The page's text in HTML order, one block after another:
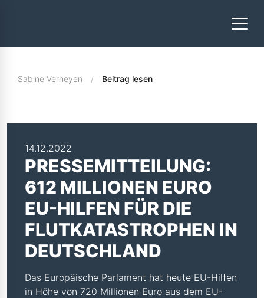
Sabine Verheyen Beitrag lesen
14.12.2022
PRESSEMITTEILUNG:
612 MILLIONEN EURO
EU-HILFEN FÜR DIE
FLUTKATASTROPHEN IN
DEUTSCHLAND
Das Europäische Parlament hat heute EU-Hilfen
in Höhe von 720 Millionen Euro aus dem EU-